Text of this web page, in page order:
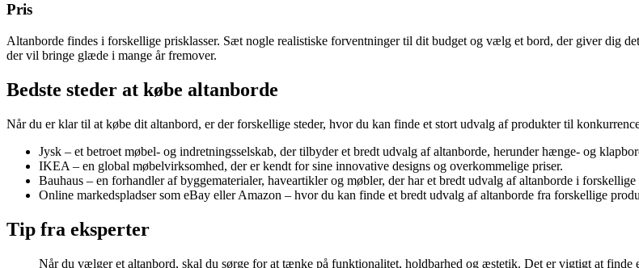
Pris
Altanborde findes i forskellige prisklasser. Sæt nogle realistiske forventninger til dit budget og vælg et bord, der giver dig
der vil bringe glæde i mange år fremover.
Bedste steder at købe altanborde
Når du er klar til at købe dit altanbord, er der forskellige steder, hvor du kan finde et stort udvalg af produkter til
Jysk – et betroet møbel- og indretningsselskab, der tilbyder et bredt udvalg af altanborde, herunder hænge- og
IKEA – en global møbelvirksomhed, der er kendt for sine innovative designs og overkommelige priser.
Bauhaus – en forhandler af byggematerialer, haveartikler og møbler, der har et bredt udvalg af altanborde i forskellige
Online markedspladser som eBay eller Amazon – hvor du kan finde et bredt udvalg af altanborde fra forskellige
Tip fra eksperter
Når du vælger et altanbord, skal du sørge for at tænke på funktionalitet, holdbarhed og æstetik. Det er vigtigt at